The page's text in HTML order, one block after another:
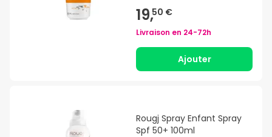
19,50 €
Livraison en 24-72h
Ajouter
Rougj Spray Enfant Spray
Spf 50+ 100ml